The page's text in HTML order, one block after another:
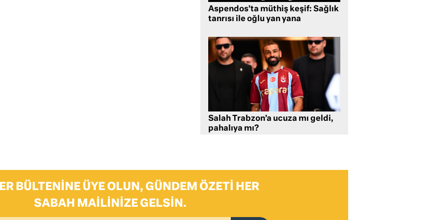
Aspendos’ta müthiş keşif: Sağlık
tanrısı ile oğlu yan yana
Salah Trabzon’a ucuza mı geldi,
pahalıya mı?
BÜLTENINE ÜYE OLUN, GÜNDEM ÖZETI HER
SABAH MAILINIZE GELSIN.